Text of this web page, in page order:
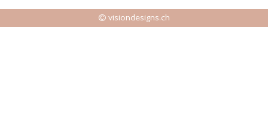
© visiondesigns.ch